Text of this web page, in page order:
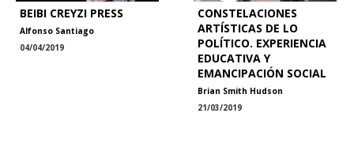
BEIBI CREYZI PRESS
Alfonso Santiago
04/04/2019
CONSTELACIONES
ARTÍSTICAS DE LO
POLÍTICO. EXPERIENCIA
EDUCATIVA Y
EMANCIPACIÓN SOCIAL
Brian Smith Hudson
21/03/2019